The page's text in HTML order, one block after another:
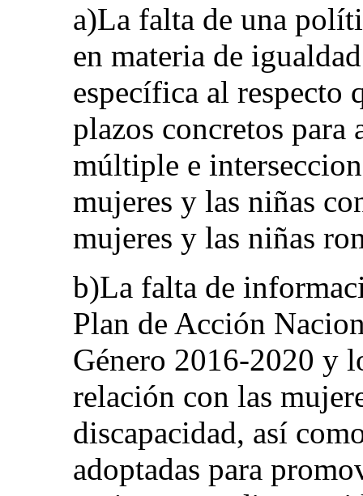
a)La falta de una
en materia de
específica al respecto
plazos concretos
múltiple e
mujeres y las niñas
mujeres y las niñas
b)La falta de
Plan de Acción
Género 2016-2020 y
relación con las
discapacidad, así
adoptadas para